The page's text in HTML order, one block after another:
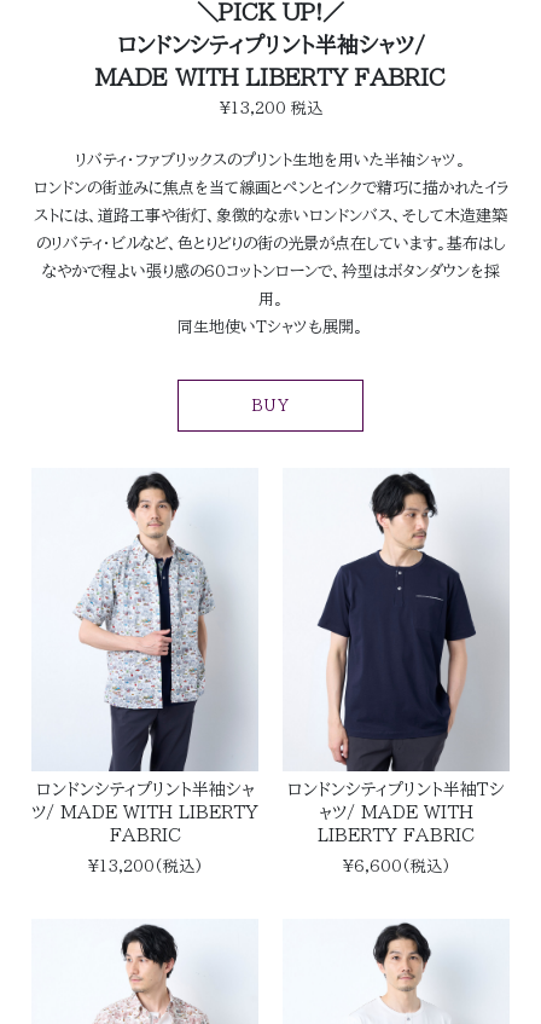
＼PICK UP!／
ロンドンシティプリント半袖シャツ/
MADE WITH LIBERTY FABRIC
¥13,200 税込
リバティ・ファブリックスのプリント生地を用いた半袖シャツ。
ロンドンの街並みに焦点を当て線画とペンとインクで精巧に描かれたイラ
ストには、道路工事や街灯、象徴的な赤いロンドンバス、そして木造建築
のリバティ・ビルなど、色とりどりの街の光景が点在しています。基布はし
なやかで程よい張り感の60コットンローンで、衿型はボタンダウンを採
用。
同生地使いTシャツも展開。
BUY
ロンドンシティプリント半袖シャ
ツ/ MADE WITH LIBERTY
FABRIC
¥13,200(税込)
ロンドンシティプリント半袖Ｔシ
ャツ/ MADE WITH
LIBERTY FABRIC
¥6,600(税込)